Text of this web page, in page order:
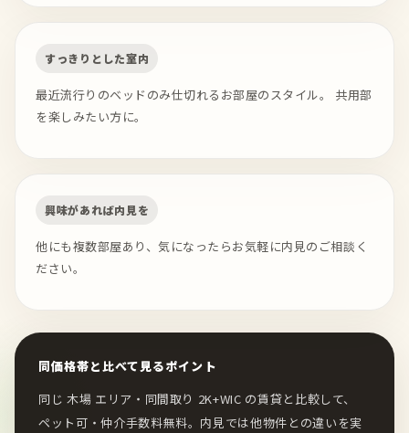
すっきりとした室内
最近流行りのベッドのみ仕切れるお部屋のスタイル。 共用部
を楽しみたい方に。
興味があれば内見を
他にも複数部屋あり、気になったらお気軽に内見のご相談く
ださい。
同価格帯と比べて見るポイント
同じ 木場 エリア・同間取り 2K+WIC の賃貸と比較して、
ペット可・仲介手数料無料。内見では他物件との違いを実